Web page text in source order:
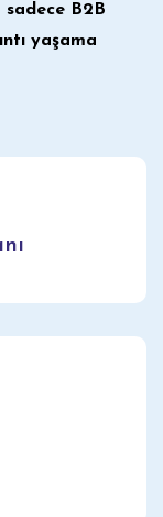
sadece B2B
yaşama